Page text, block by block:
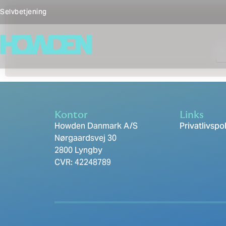
Selvbetjening
Kontor
Howden Danmark A/S
Nørgaardsvej 30
2800 Lyngby
CVR: 42248789
Links